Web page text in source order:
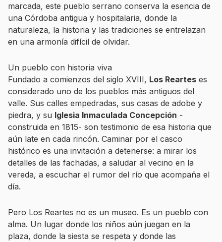
marcada, este pueblo serrano conserva la esencia de
una Córdoba antigua y hospitalaria, donde la
naturaleza, la historia y las tradiciones se entrelazan
en una armonía difícil de olvidar.
Un pueblo con historia viva
Fundado a comienzos del siglo XVIII, Los Reartes es
considerado uno de los pueblos más antiguos del
valle. Sus calles empedradas, sus casas de adobe y
piedra, y su Iglesia Inmaculada Concepción -
construida en 1815- son testimonio de esa historia que
aún late en cada rincón. Caminar por el casco
histórico es una invitación a detenerse: a mirar los
detalles de las fachadas, a saludar al vecino en la
vereda, a escuchar el rumor del río que acompaña el
día.
Pero Los Reartes no es un museo. Es un pueblo con
alma. Un lugar donde los niños aún juegan en la
plaza, donde la siesta se respeta y donde las